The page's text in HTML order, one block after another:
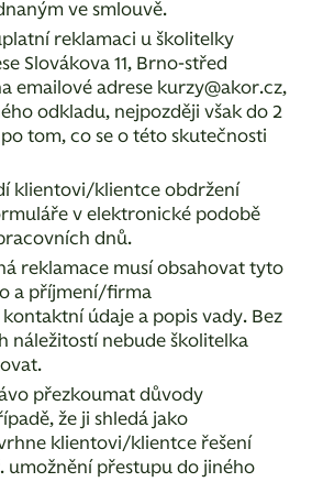
ve smlouvě.
reklamaci u školitelky
Slovákova 11, Brno-střed
emailové adrese kurzy@akor.cz,
odkladu, nejpozději však do 2
tom, co se o této skutečnosti
klientovi/klientce obdržení
v elektronické podobě
dnů.
reklamace musí obsahovat tyto
a příjmení/firma
údaje a popis vady. Bez
náležitostí nebude školitelka
přezkoumat důvody
že ji shledá jako
klientovi/klientce řešení
umožnění přestupu do jiného